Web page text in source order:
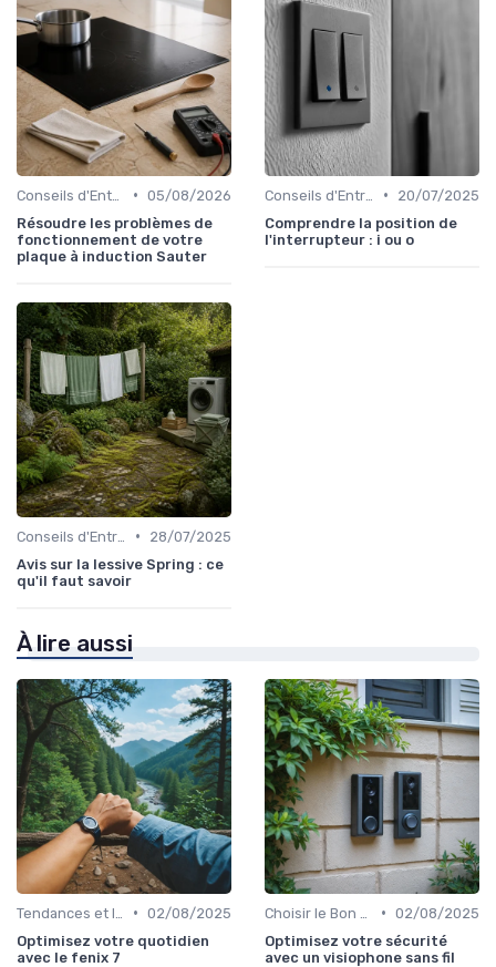
• 05/08/2026
Résoudre les problèmes de
fonctionnement de votre
plaque à induction Sauter
•
20/07/2025
Comprendre la position de
l'interrupteur : i ou o
•
28/07/2025
Avis sur la lessive Spring : ce
qu'il faut savoir
À lire aussi
• 02/08/2025
Optimisez votre quotidien
avec le fenix 7
• 02/08/2025
Optimisez votre sécurité
avec un visiophone sans fil